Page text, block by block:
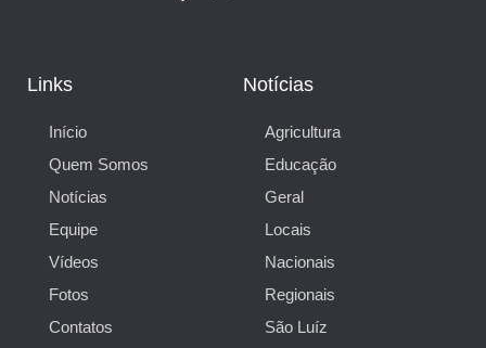
Links
Início
Quem Somos
Notícias
Equipe
Vídeos
Fotos
Contatos
Notícias
Agricultura
Educação
Geral
Locais
Nacionais
Regionais
São Luíz